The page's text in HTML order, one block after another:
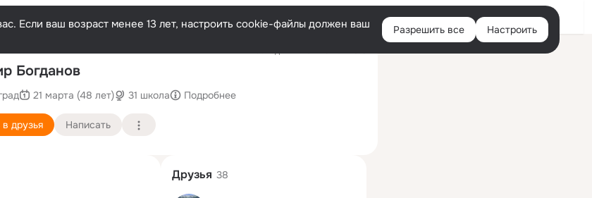
Войти
Если ваш возраст менее 13 лет, настроить cookie-файлы должен ваш
Разрешить все Настроить
Богданов
21 марта (48 лет) 31 школа Подробнее
друзья Написать
Друзья 38